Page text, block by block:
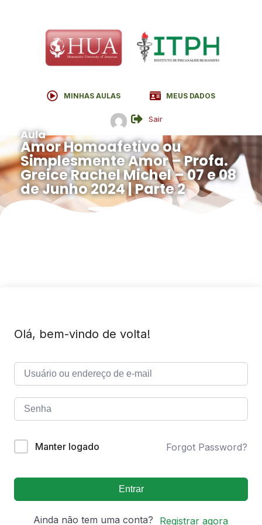
MINHAS AULAS MEUS DADOS
Sair
Aula
Amor Homoafetivo ou
Simplesmente Amor – Profa.
Greice Rachel Michel – 07 e 08
de Junho 2024 | Parte 2
Olá, bem-vindo de volta!
Manter logado Forgot Password?
Entrar
Ainda não tem uma conta? Registrar agora